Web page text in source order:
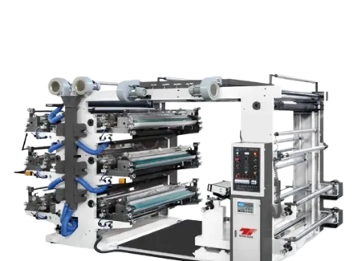
Жаңалықтар
Бізге ХабарLAS
ҚОСЫЛҒАН СУАЛДАР